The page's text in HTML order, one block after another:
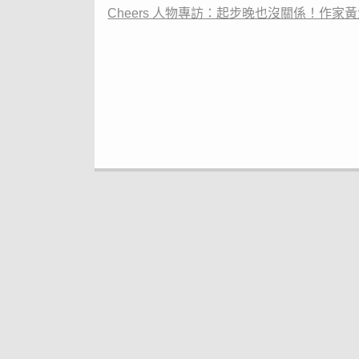
Cheers 人物專訪：起步晚也沒關係！作家